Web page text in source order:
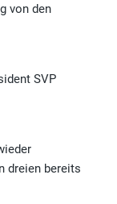
von den
SVP
dreien bereits